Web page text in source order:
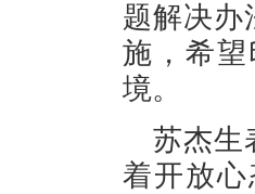
题解决办
施，希
境。
苏杰生
着开放